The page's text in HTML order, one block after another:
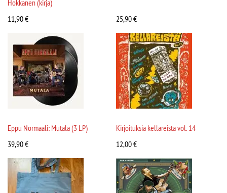
Hokkanen (kirja)
11,90€ 25,90€
Eppu Normaali: Mutala (3 LP)
39,90€
Kirjoituksia kellareista vol. 14
12,00€